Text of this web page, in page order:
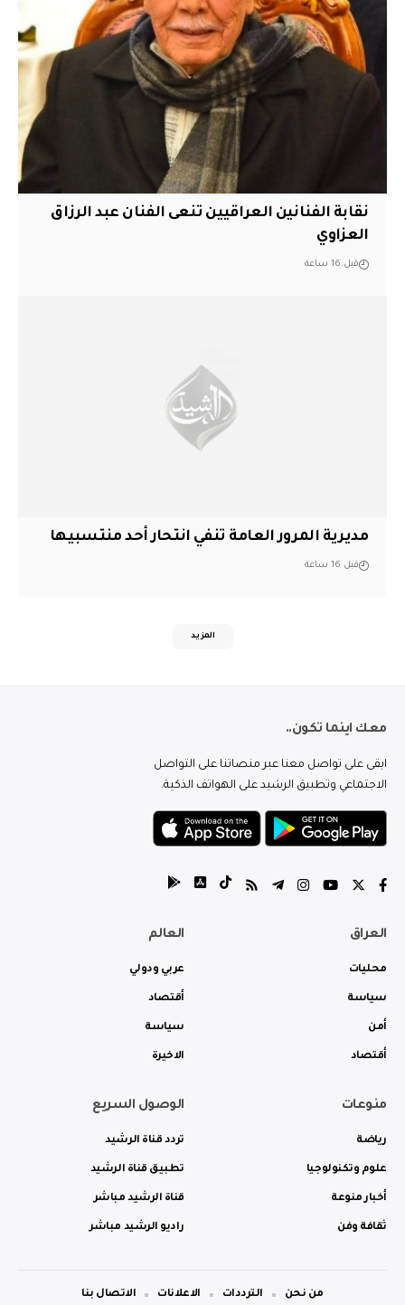
نقابة الفنانين العراقيين تنعى الفنان عبد الرزاق
العزاوي
قبل 16 ساعة
مديرية المرور العامة تنفي انتحار أحد منتسبيها
قبل 16 ساعة
المزيد
معك اينما تكون..
ابقى على تواصل معنا عبر منصاتنا على التواصل
الاجتماعي وتطبيق الرشيد على الهواتف الذكية.
العراق
محليات
سياسة
أمن
أقتصاد
العالم
عربي ودولي
أقتصاد
سياسة
الاخيرة
منوعات
رياضة
علوم وتكنولوجيا
أخبار منوعة
ثقافة وفن
الوصول السريع
تردد قناة الرشيد
تطبيق قناة الرشيد
قناة الرشيد مباشر
راديو الرشيد مباشر
من نحن الترددات الاعلانات الاتصال بنا